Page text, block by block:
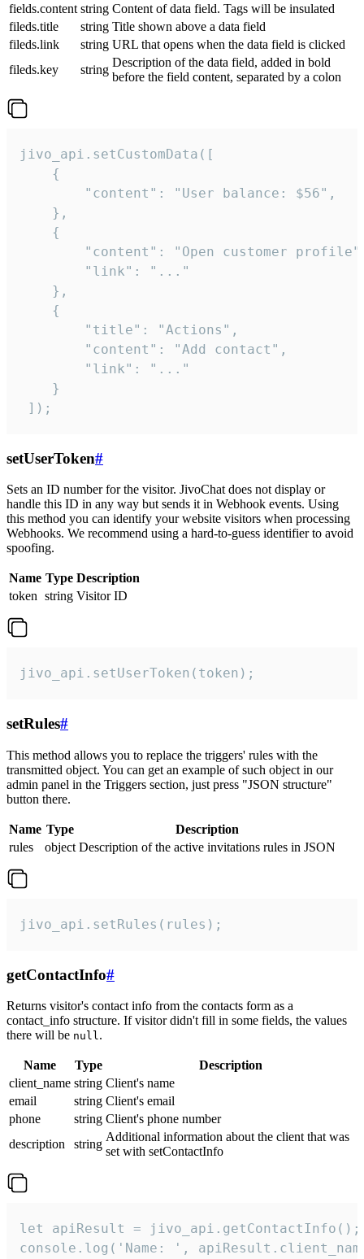
fields.content string Content of data field. Tags will be insulated
fileds.title
string Title shown above a data field
fileds.link
string URL that opens when the data field is clicked
fileds.key
string
Description of the data field, added in bold
before the field content, separated by a colon
jivo_api.setCustomData([
    {
        "content": "User balance: $56",
    },
    {
"content": "Open customer
        "link": "..."
    },
    {
        "title": "Actions",
        "content": "Add contact",
        "link": "..."
    }
]);
setUserToken#
Sets an ID number for the visitor. JivoChat does not display or
handle this ID in any way but sends it in Webhook events. Using
this method you can identify your website visitors when processing
Webhooks. We recommend using a hard-to-guess identifier to avoid
spoofing.
Name Type Description
token string Visitor ID
jivo_api.setUserToken(token);
setRules#
This method allows you to replace the triggers' rules with the
transmitted object. You can get an example of such object in our
admin panel in the Triggers section, just press "JSON structure"
button there.
Name Type
Description
rules
object Description of the active invitations rules in JSON
jivo_api.setRules(rules);
getContactInfo#
Returns visitor's contact info from the contacts form as a
contact_info structure. If visitor didn't fill in some fields, the values
there will be null.
Name Type
Description
client_name string Client's name
email
string Client's email
phone
string Client's phone number
description
string
Additional information about the client that was
set with setContactInfo
let apiResult = jivo_api.getContactInfo();
console.log('Name: ',